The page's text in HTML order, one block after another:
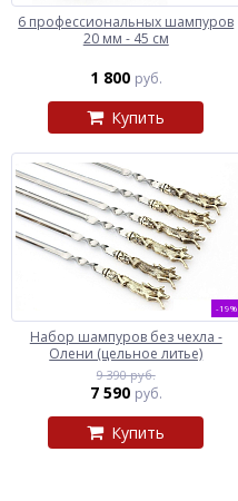
6 профессиональных шампуров
20 мм - 45 см
1 800 руб.
Купить
-19%
Набор шампуров без чехла -
Олени (цельное литье)
9 390 руб.
7 590 руб.
Купить